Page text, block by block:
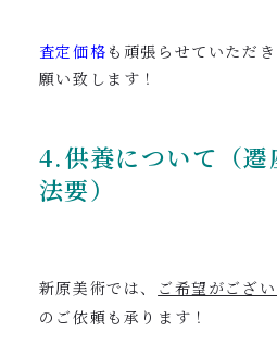
査定価格 も頑張らせていただ
願い致します！
4.供養について（遷
法要）
新原美術では、 ご希望がござ
のご依頼も承ります！